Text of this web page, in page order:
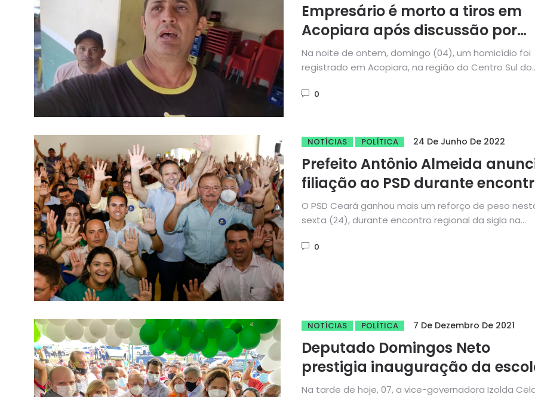
Empresário é morto a tiros em
Acopiara após discussão por
conta de política
Na noite de ontem, domingo (04), um homicídio foi
registrado em Acopiara, na região do Centro Sul do
0
NOTÍCIAS POLÍTICA 24 De Junho De 2022
Prefeito Antônio Almeida
filiação ao PSD durante
da legenda em Acopiara
O PSD Ceará ganhou mais um reforço de peso
sexta (24), durante encontro regional da sigla na
0
NOTÍCIAS POLÍTICA 7 De Dezembro De 2021
Deputado Domingos Neto
prestigia inauguração da
Maria Leal Teixeira em
Na tarde de hoje, 07, a vice-governadora Izolda